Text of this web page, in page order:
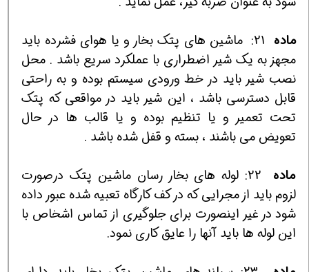
ماده
ماشين هاي پتك بخار و يا هواي فشرده بايد
مجهز به يك شير اضطراري با عملكرد سريع باشد . محل
نصب شير بايد در خط ورودي سيستم بوده و به راحتي
قابل دسترسي باشد ، اين شير بايد در مواقعي كه پتك
تحت تعمير و يا تنظيم بوده و يا قالب ها در حال
تعويض مي باشند ، بسته و قفل شده باشد .
ماده
22: لوله هاي بخار رسان ماشين پتك درصورت
لزوم بايد از مجرايي كه در كف كارگاه تعبيه شده عبور داده
شود در غير اينصورت براي جلوگيري از تماس اشخاص با
اين لوله ها بايد آنها را عايق كاري نمود.